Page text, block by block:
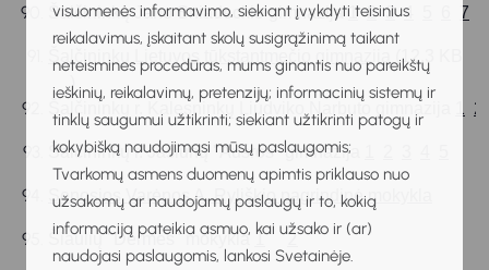
visuomenės informavimo, siekiant įvykdyti teisinius
reikalavimus, įskaitant skolų susigrąžinimą taikant
neteismines procedūras, mums ginantis nuo pareikštų
ieškinių, reikalavimų, pretenzijų; informacinių sistemų ir
tinklų saugumui užtikrinti; siekiant užtikrinti patogų ir
kokybišką naudojimąsi mūsų paslaugomis;
Tvarkomų asmens duomenų apimtis priklauso nuo
užsakomų ar naudojamų paslaugų ir to, kokią
informaciją pateikia asmuo, kai užsako ir (ar)
naudojasi paslaugomis, lankosi Svetainėje.
Šalčininkų Jano Sniadeckio gimnazija 1 2 3 4 7
Šalčininkų Lietuvos tūkstantmečio gimnazija
(12.3 KB
)
Šalčininkų r. Kalesninkų Liudviko Narbuto gimnazija
1 2
Šalčininkų r. Jašiūnų "Aušros" gimnazija
Senosios Varėnos A. Ryliškio pagrindinė mokykla
Šiaulių "Dermės" mokykla 1 2